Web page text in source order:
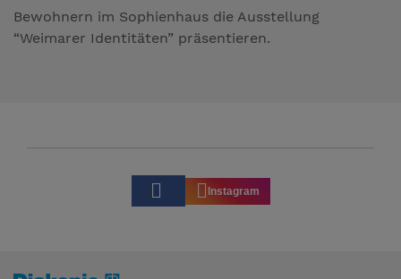
Bewohnern im Sophienhaus die Ausstellung
“Weimarer Identitäten” präsentieren.
Instagram